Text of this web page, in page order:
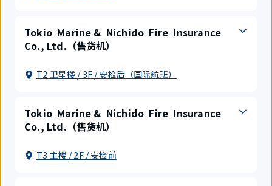
Tokio Marine & Nichido Fire Insurance
Co., Ltd.（售货机）
T2 卫星楼 / 3F / 安检后（国际航班）
Tokio Marine & Nichido Fire Insurance
Co., Ltd.（售货机）
T3 主楼 / 2F / 安检前